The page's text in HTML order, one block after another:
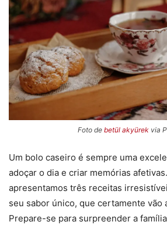
Foto de betül akyürek via
Um bolo caseiro é sempre uma
adoçar o dia e criar memórias
apresentamos três receitas
seu sabor único, que certamente vão
Prepare-se para surpreender a